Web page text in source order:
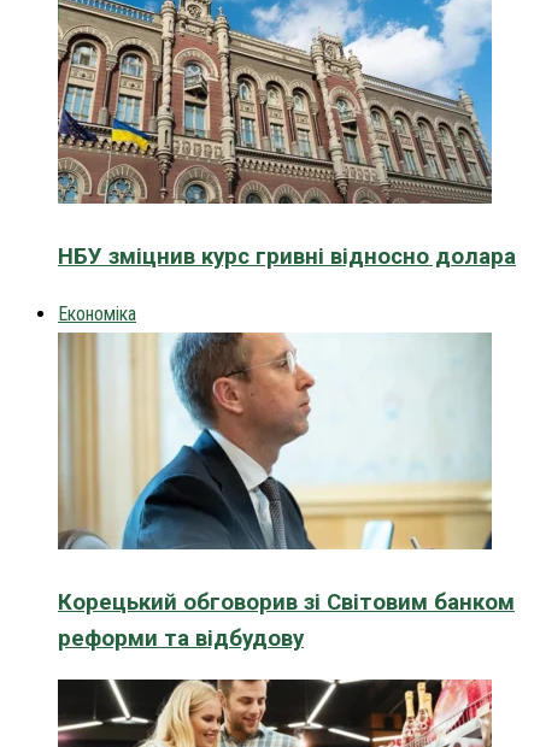
НБУ зміцнив курс гривні відносно долара
Економіка
Корецький обговорив зі Світовим банком
реформи та відбудову